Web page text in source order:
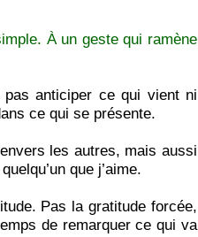
À un geste qui ramène
pas anticiper ce qui vient ni
ce qui se présente.
les autres, mais aussi
que j’aime.
Pas la gratitude forcée,
de remarquer ce qui va